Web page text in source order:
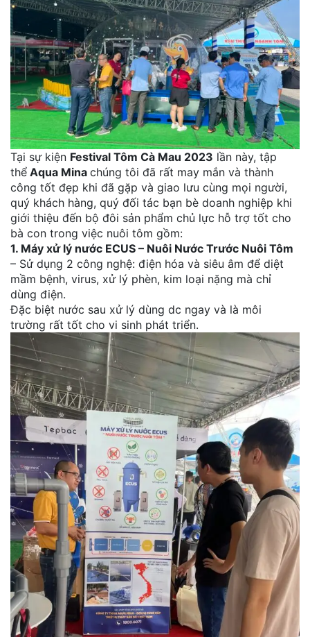
Tại sự kiện Festival Tôm Cà Mau 2023 lần này, tập
thể Aqua Mina chúng tôi đã rất may mắn và thành
công tốt đẹp khi đã gặp và giao lưu cùng mọi người,
quý khách hàng, quý đối tác bạn bè doanh nghiệp khi
giới thiệu đến bộ đôi sản phẩm chủ lực hỗ trợ tốt cho
bà con trong việc nuôi tôm gồm:
1. Máy xử lý nước ECUS – Nuôi Nước Trước Nuôi Tôm
– Sử dụng 2 công nghệ: điện hóa và siêu âm để diệt
mầm bệnh, virus, xử lý phèn, kim loại nặng mà chỉ
dùng điện.
Đặc biệt nước sau xử lý dùng dc ngay và là môi
trường rất tốt cho vi sinh phát triển.